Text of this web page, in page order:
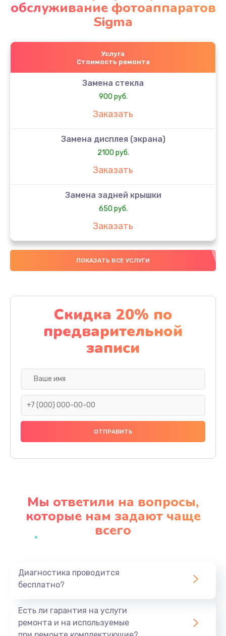
обслуживание фотоаппаратов
Sigma
Услуга
Стоимость ремонта
Замена стекла
900 руб.
Заказать
Замена дисплея (экрана)
2100 руб.
Заказать
Замена задней крышки
650 руб.
Заказать
Замена аккумулятора
4000 руб.
Замена материнской платы
1100 руб.
Заказать
Замена праймера
1000 руб.
Заказать
Профилактическая чистка
Заказать
ПОКАЗАТЬ ВСЕ УСЛУГИ
Скидка 20% по
предварительной
записи
Мы ответили на вопросы,
которые нам задают чаще
всего
Диагностика проводится
бесплатно?
Есть ли гарантия на услуги
ремонта и на используемые